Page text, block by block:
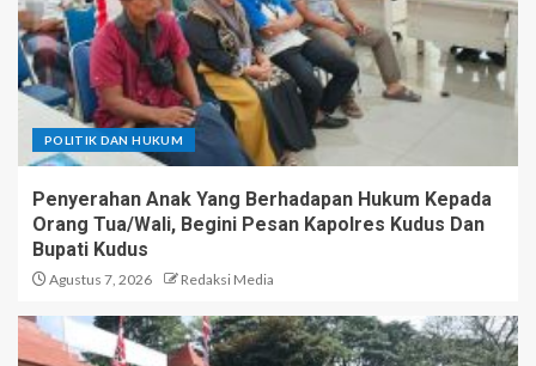
POLITIK DAN HUKUM
Penyerahan Anak Yang Berhadapan Hukum Kepada
Orang Tua/Wali, Begini Pesan Kapolres Kudus Dan
Bupati Kudus
Agustus 7, 2026 Redaksi Media